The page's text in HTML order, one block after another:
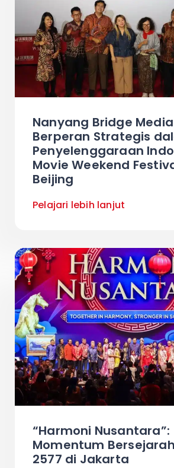
Nanyang Bridge Media
Berperan Strategis
Penyelenggaraan
Movie Weekend
Beijing
Pelajari lebih lanjut
“Harmoni Nusantara”:
Momentum
2577 di Jakarta